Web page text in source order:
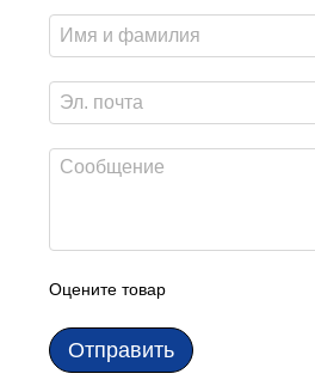
Оцените товар
Отправить